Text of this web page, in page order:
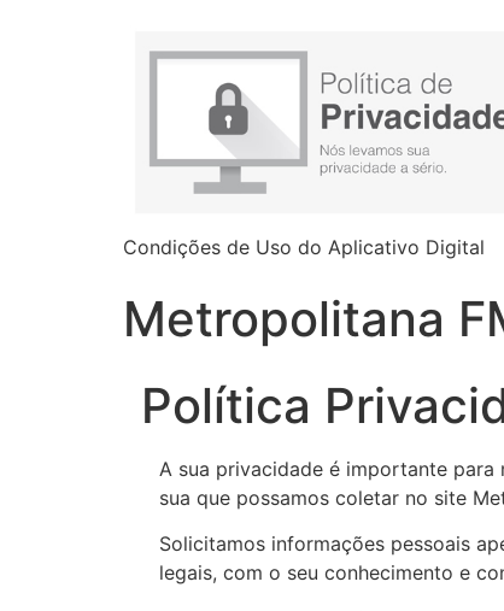
Condições de Uso do Aplicativo Digital
Metropolitana
Política
A sua privacidade é importante
sua que possamos coletar no site
Solicitamos informações pessoais
legais, com o seu conhecimento e